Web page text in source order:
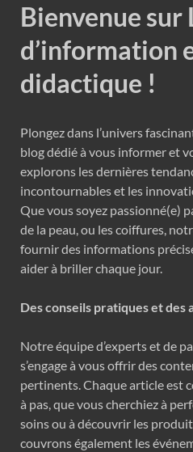
Bienvenue sur
d’information
didactique !
Plongez dans l’univers
blog dédié à vous informer et
explorons les dernières
incontournables et les
Que vous soyez passionné(e)
de la peau, ou les coiffures,
fournir des informations
aider à briller chaque jour.
Des conseils pratiques et des
Notre équipe d’experts et de
s’engage à vous offrir des
pertinents. Chaque article est
à pas, que vous cherchiez à
soins ou à découvrir les
couvrons également les